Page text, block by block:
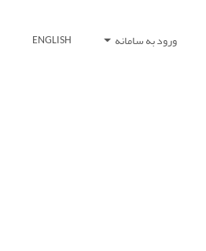
ورود به سامانه ENGLISH